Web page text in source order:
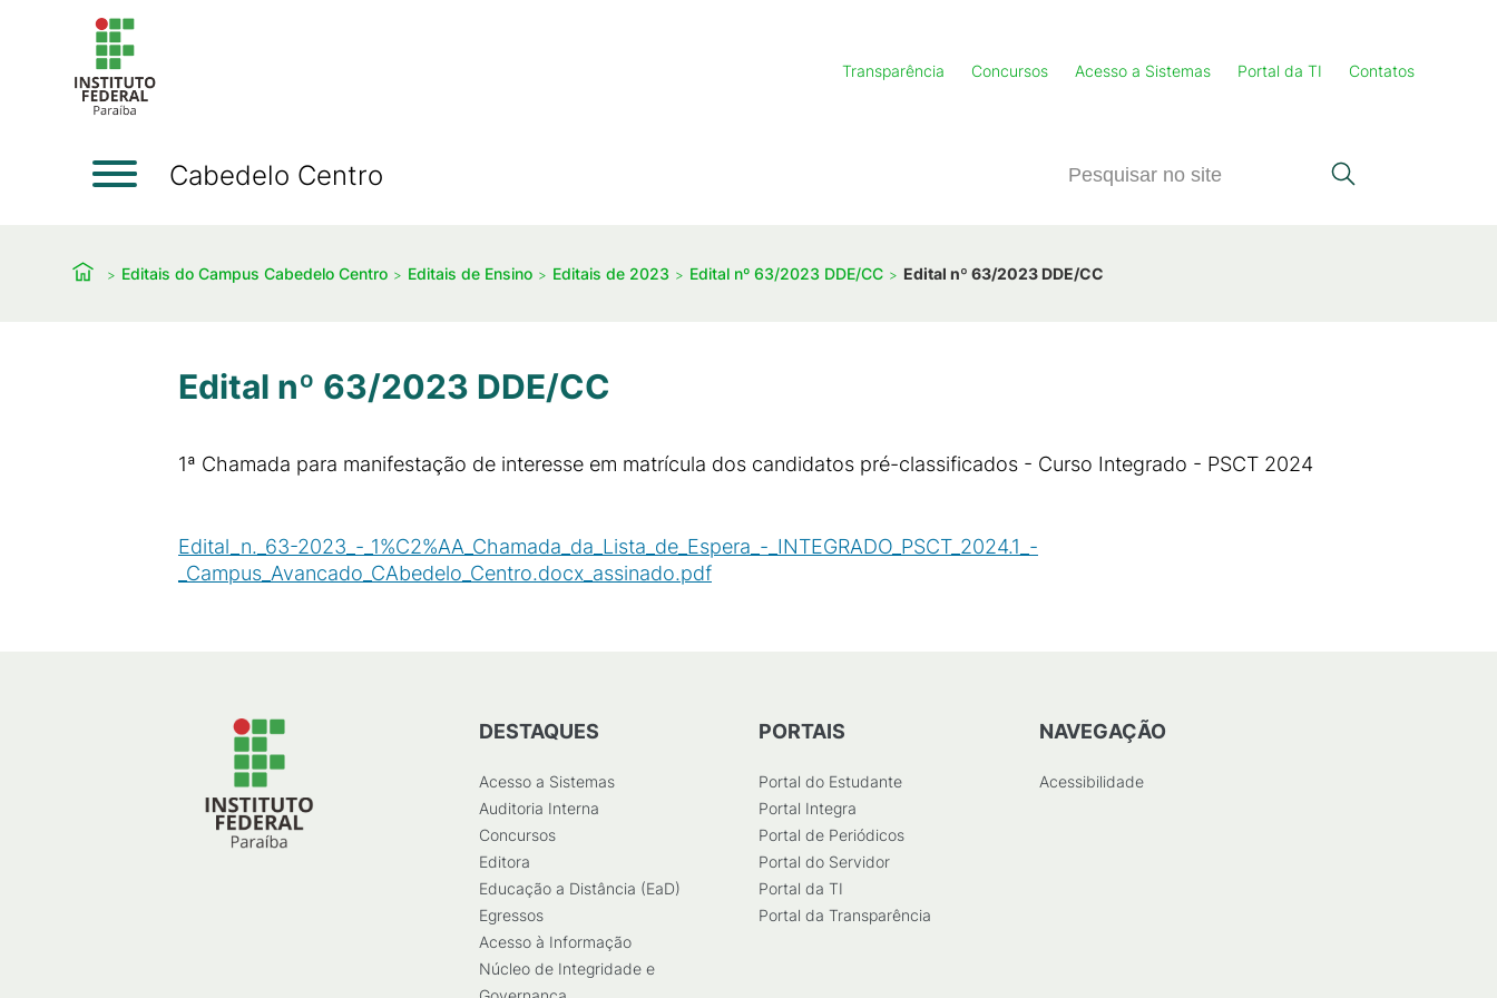
Transparência Concursos Acesso a Sistemas Portal da TI Contatos
Cabedelo Centro
Editais do Campus Cabedelo Centro Editais de Ensino Editais de 2023 Edital nº 63/2023 DDE/CC Edital nº 63/2023 DDE/CC
Edital nº 63/2023 DDE/CC
1ª Chamada para manifestação de interesse em matrícula dos candidatos pré-classificados - Curso Integrado - PSCT 2024
Edital_n._63-2023_-_1%C2%AA_Chamada_da_Lista_de_Espera_-_INTEGRADO_PSCT_2024.1_-
_Campus_Avancado_CAbedelo_Centro.docx_assinado.pdf
DESTAQUES
Acesso a Sistemas
Auditoria Interna
Concursos
Editora
Educação a Distância (EaD)
Egressos
Acesso à Informação
Núcleo de Integridade e
PORTAIS
Portal do Estudante
Portal Integra
Portal de Periódicos
Portal do Servidor
Portal da TI
Portal da Transparência
NAVEGAÇÃO
Acessibilidade